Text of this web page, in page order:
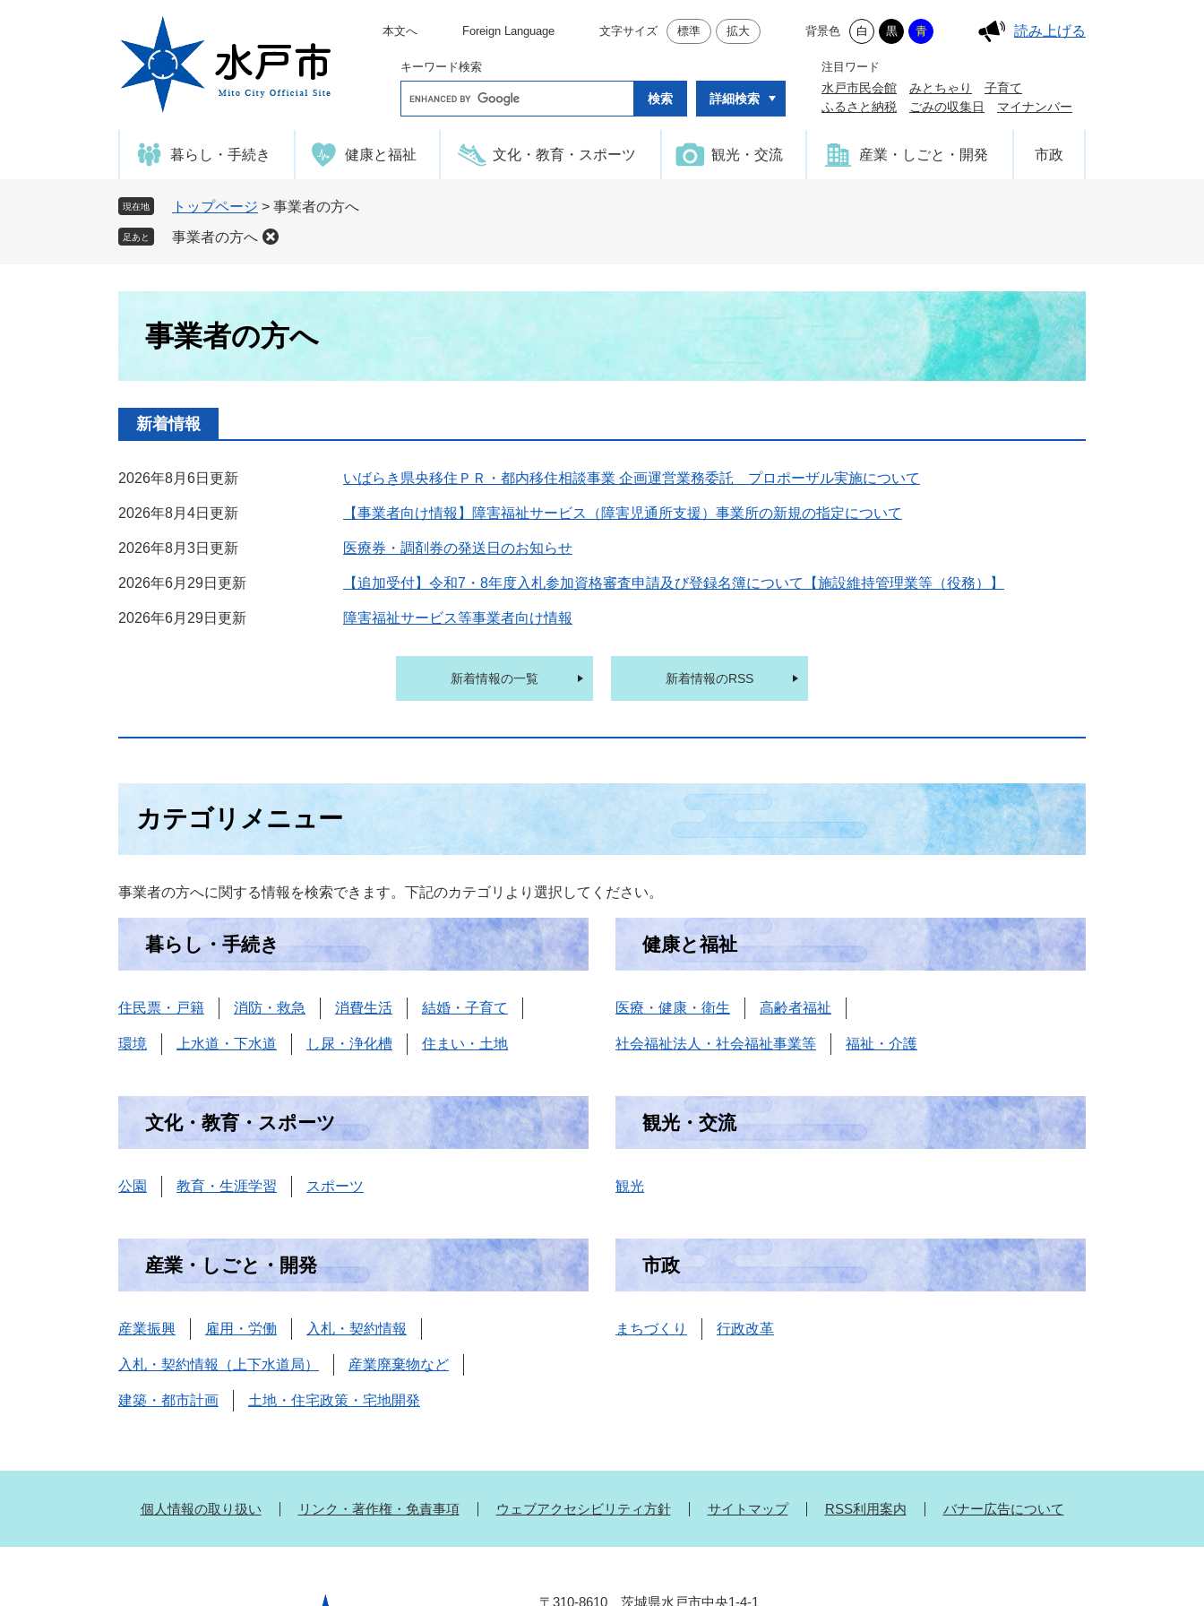
本文へ Foreign Language 文字サイズ 標準 拡大 背景色 白 黒 青 読み上げる
キーワード検索
o
e
詳細検索
注目ワード
水戸市民会館 みとちゃり
子育て
ふるさと納税
ごみの収集日 マイナンバー
暮らし・手続き 健康と福祉 文化・教育・スポーツ 観光・交流 産業・しごと・開発 市政
現在地 トップページ > 事業者の方へ
足あと 事業者の方へ
事業者の方へ
新着情報
2026年8月6日更新 いばらき県央移住ＰＲ・都内移住相談事業 企画運営業務委託 プロポーザル実施について
2026年8月4日更新 【事業者向け情報】障害福祉サービス（障害児通所支援）事業所の新規の指定について
2026年8月3日更新 医療券・調剤券の発送日のお知らせ
2026年6月29日更新 【追加受付】令和7・8年度入札参加資格審査申請及び登録名簿について【施設維持管理業等（役務）】
2026年6月29日更新 障害福祉サービス等事業者向け情報
新着情報の一覧 新着情報のRSS
カテゴリメニュー
事業者の方へに関する情報を検索できます。下記のカテゴリより選択してください。
暮らし・手続き
住民票・戸籍 消防・救急 消費生活 結婚・子育て
環境 上水道・下水道 し尿・浄化槽 住まい・土地
健康と福祉
医療・健康・衛生 高齢者福祉
社会福祉法人・社会福祉事業等 福祉・介護
文化・教育・スポーツ
公園 教育・生涯学習 スポーツ
観光・交流
観光
産業・しごと・開発
産業振興 雇用・労働 入札・契約情報
入札・契約情報（上下水道局） 産業廃棄物など
建築・都市計画 土地・住宅政策・宅地開発
市政
まちづくり 行政改革
個人情報の取り扱い リンク・著作権・免責事項 ウェブアクセシビリティ方針 サイトマップ RSS利用案内 バナー広告について
〒310-8610 茨城県水戸市中央1-4-1